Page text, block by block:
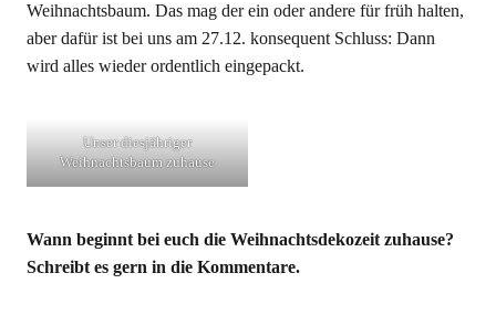
Weihnachtsbaum. Das mag der ein oder andere für früh halten,
aber dafür ist bei uns am 27.12. konsequent Schluss: Dann
wird alles wieder ordentlich eingepackt.
Unser diesjähriger
Weihnachtsbaum zuhause
Wann beginnt bei euch die Weihnachtsdekozeit zuhause?
Schreibt es gern in die Kommentare.